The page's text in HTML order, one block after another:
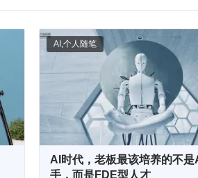
AI ,个人随笔
AI时代，老板最该培养的不是
手，而是FDE型人才